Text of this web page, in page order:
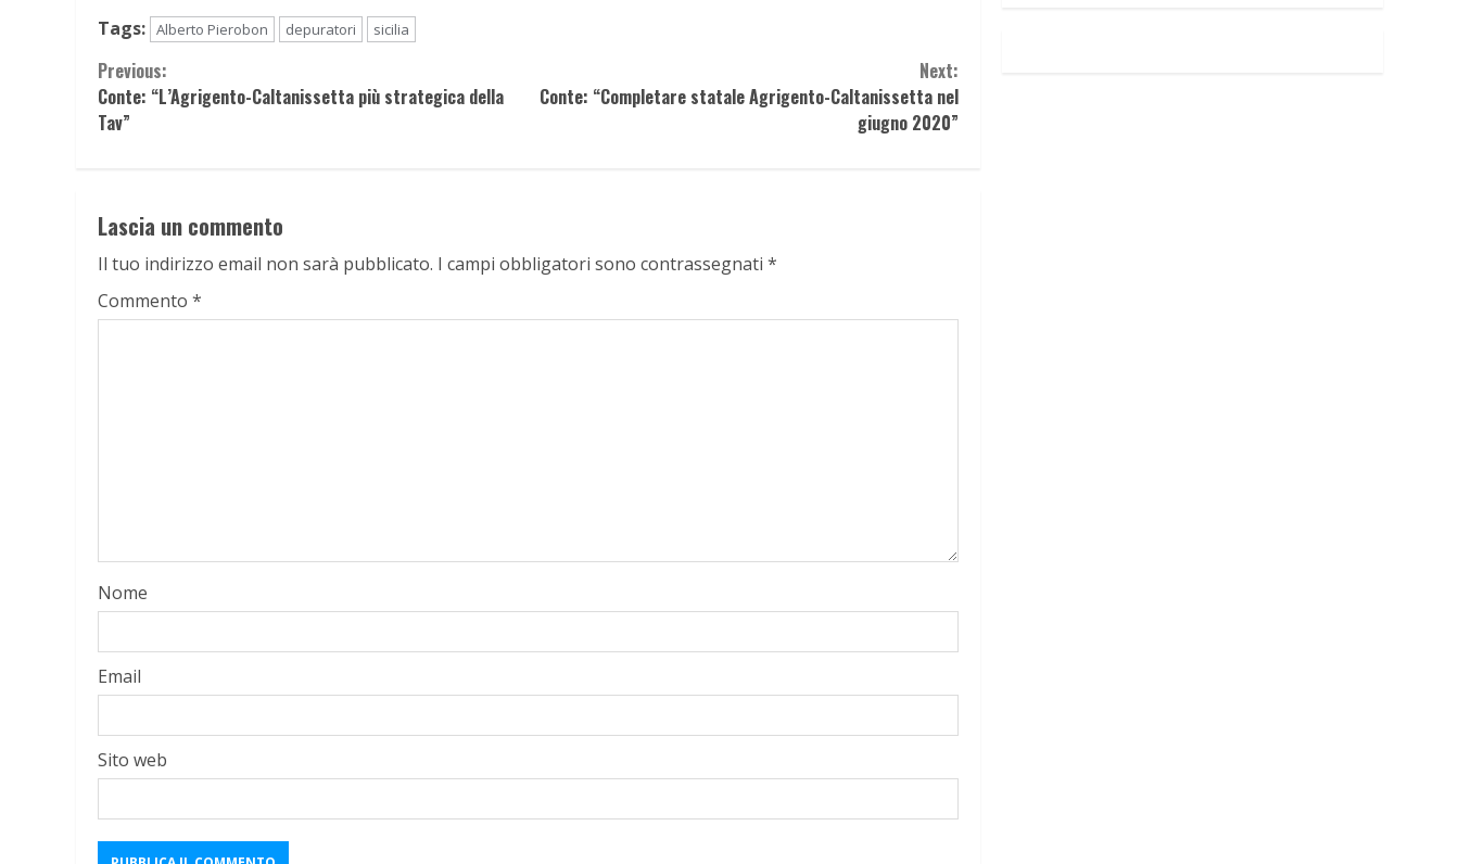
Tags: Alberto Pierobon depuratori sicilia
Continue
Reading
Previous:
Conte: “L’Agrigento-Caltanissetta più strategica della
Tav”
Next:
Conte: “Completare statale Agrigento-Caltanissetta nel
giugno 2020”
Lascia un commento
Il tuo indirizzo email non sarà pubblicato. I campi obbligatori sono contrassegnati *
Commento *
Nome
Email
Sito web